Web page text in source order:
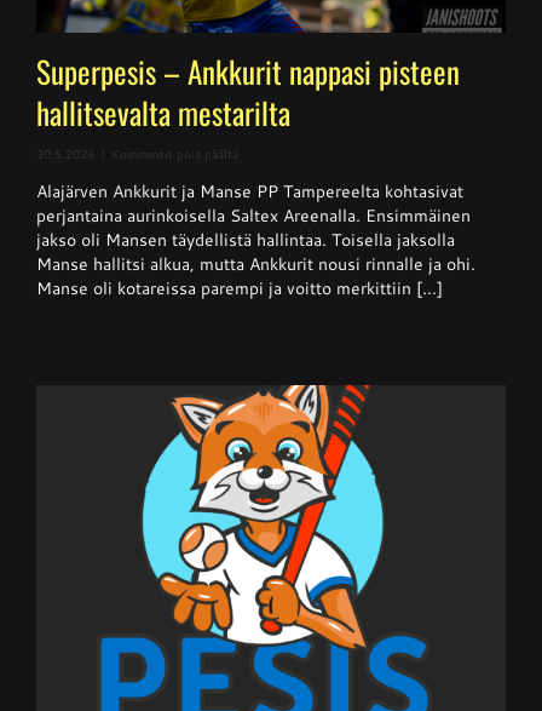
Superpesis – Ankkurit nappasi pisteen
hallitsevalta mestarilta
30.5.2026 Kommentit pois päältä
–
Ankkurit
nappasi
pisteen
hallitsevalta
mestarilta
Alajärven Ankkurit ja Manse PP Tampereelta kohtasivat
perjantaina aurinkoisella Saltex Areenalla. Ensimmäinen
jakso oli Mansen täydellistä hallintaa. Toisella jaksolla
Manse hallitsi alkua, mutta Ankkurit nousi rinnalle ja ohi.
Manse oli kotareissa parempi ja voitto merkittiin [...]